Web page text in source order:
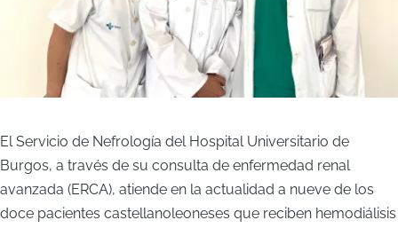
El Servicio de Nefrología del Hospital Universitario de
Burgos, a través de su consulta de enfermedad renal
avanzada (ERCA), atiende en la actualidad a nueve de los
doce pacientes castellanoleoneses que reciben hemodiálisis